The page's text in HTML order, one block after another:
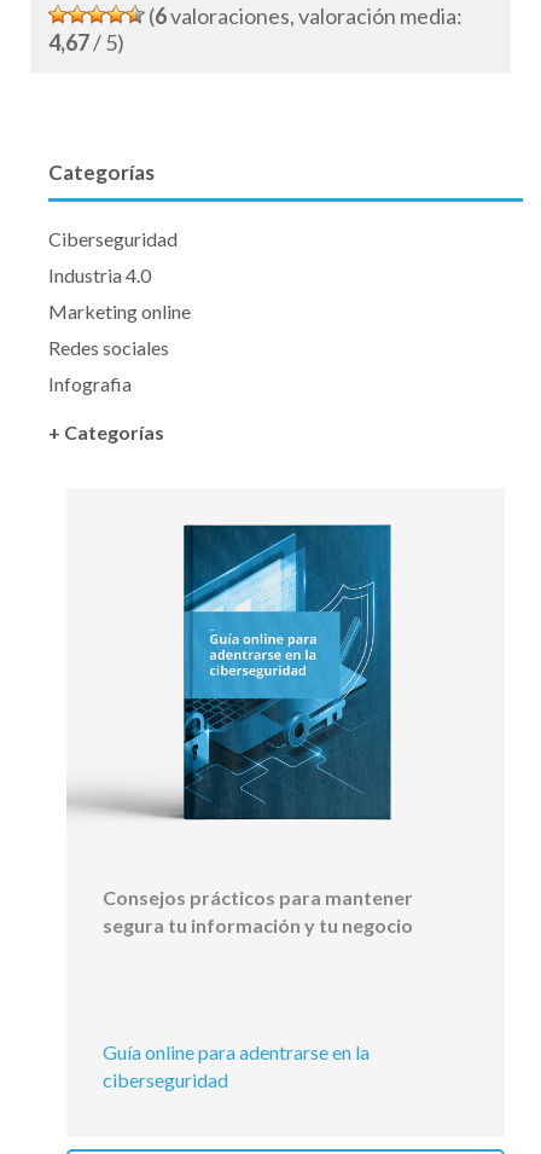
(6valoraciones, valoración media:
4,67/ 5)
Categorías
Ciberseguridad
Industria 4.0
Marketing online
Redes sociales
Infografia
+ Categorías
Consejos prácticos para mantener
segura tu información y tu negocio
Guía online para adentrarse en la
ciberseguridad